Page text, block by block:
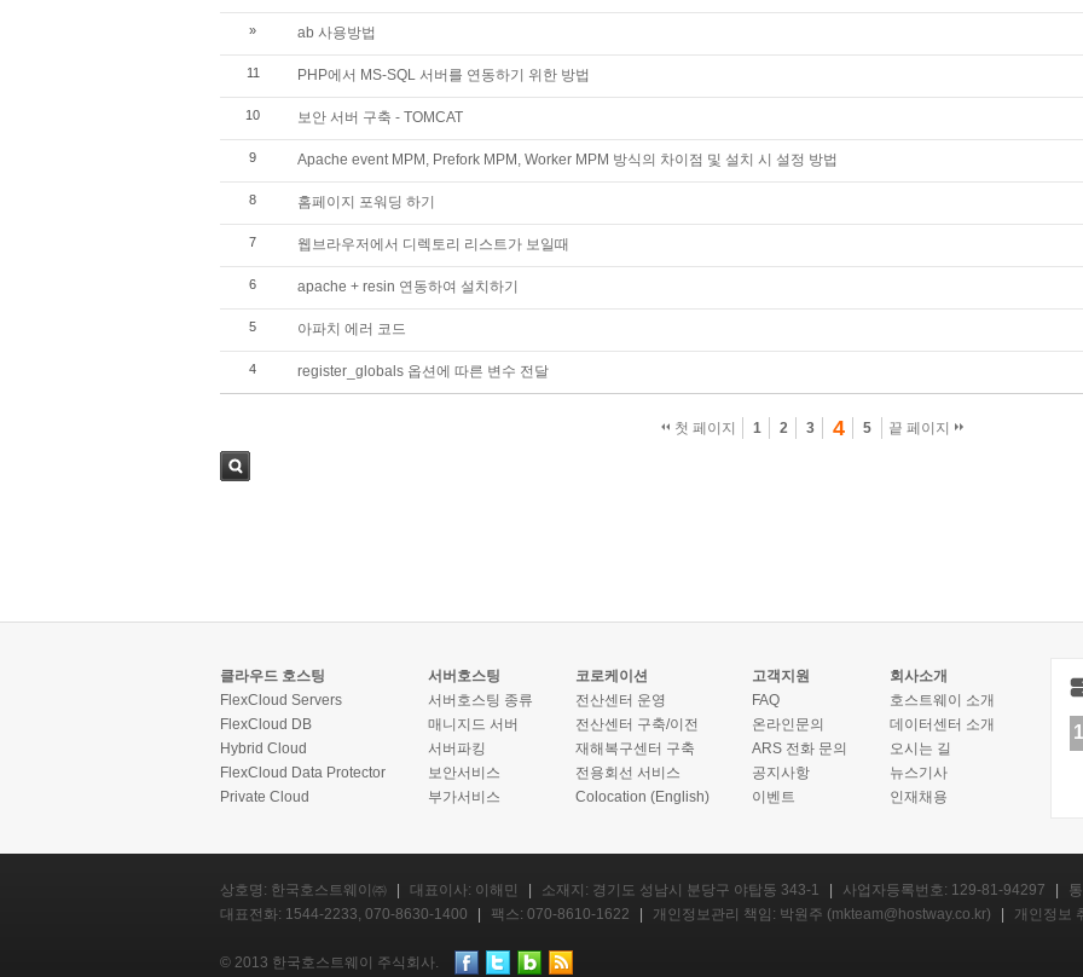
» ab 사용방법
11 PHP에서 MS-SQL 서버를 연동하기 위한 방법
10 보안 서버 구축 - TOMCAT
9 Apache event MPM, Prefork MPM, Worker MPM 방식의 차이점 및 설치 시 설정 방법
8 홈페이지 포워딩 하기
7 웹브라우저에서 디렉토리 리스트가 보일때
6 apache + resin 연동하여 설치하기
5 아파치 에러 코드
4 register_globals 옵션에 따른 변수 전달
첫 페이지 1 2 3 4 5 끝 페이지
클라우드 호스팅
FlexCloud Servers
FlexCloud DB
Hybrid Cloud
FlexCloud Data Protector
Private Cloud
서버호스팅
서버호스팅 종류
매니지드 서버
서버파킹
보안서비스
부가서비스
코로케이션
전산센터 운영
전산센터 구축/이전
재해복구센터 구축
전용회선 서비스
Colocation (English)
고객지원
FAQ
온라인문의
ARS 전화 문의
공지사항
이벤트
회사소개
호스트웨이 소개
데이터센터 소개
오시는 길
뉴스기사
인재채용
1
상호명: 한국호스트웨이㈜ 대표이사: 이해민 소재지: 경기도 성남시 분당구 야탑동 343-1 사업자등록번호: 129-81-94297
대표전화: 1544-2233, 070-8630-1400
팩스: 070-8610-1622 개인정보관리 책임: 박원주 (mkteam@hostway.co.kr) 개인정보
© 2013 한국호스트웨이 주식회사.